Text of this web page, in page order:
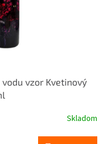
vzor Kvetinový
Skladom